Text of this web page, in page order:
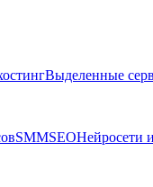
Выделенные
SMMSEOНейросети